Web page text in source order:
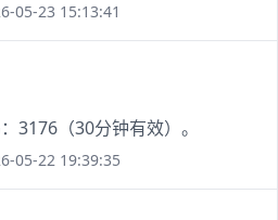
05-23 15:13:41
3176（30分钟有效）。
05-22 19:39:35